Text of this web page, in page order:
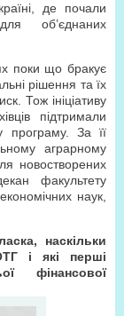
де почали
об’єднаних
поки що бракує
рішення та їх
Тож ініціативу
підтримали
програму. За її
аграрному
новостворених
факультету
наук,
наскільки
і які перші
фінансової